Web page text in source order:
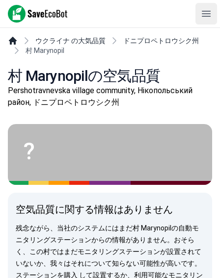
SaveEcoBot
ウクライナ の大気品質
ドニプロペトロウシク州
村 Marynopil
村 Marynopilの空気品質
Pershotravnevska village community, Нікопольський
район, ドニプロペトロウシク州
?
空気品質に関する情報はありません
残念ながら、当社のシステムにはまだ村 Marynopilの自動モ
ニタリングステーションからの情報がありません。おそら
く、この村ではまだモニタリングステーションが設置されて
いないか、我々はそれについて知らない可能性が高いです。
ステーションを購入 して設置するか、利用可能なモニタリン